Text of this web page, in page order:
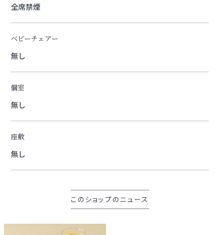
全席禁煙
ベビーチェアー
無し
個室
無し
座敷
無し
このショップのニュース